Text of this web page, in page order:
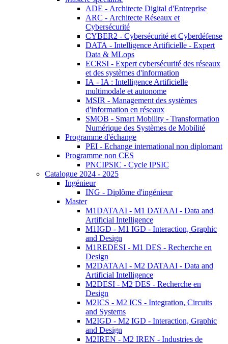
ADE - Architecte Digital d'Entreprise
ARC - Architecte Réseaux et
Cybersécurité
CYBER2 - Cybersécurité et Cyberdéfense
DATA - Intelligence Artificielle - Expert
Data & MLops
ECRSI - Expert cybersécurité des réseaux
et des systèmes d'information
IA - IA : Intelligence Artificielle
multimodale et autonome
MSIR - Management des systèmes
d'information en réseaux
SMOB - Smart Mobility - Transformation
Numérique des Systèmes de Mobilité
Programme d'échange
PEI - Echange international non diplomant
Programme non CES
PNCIPSIC - Cycle IPSIC
Catalogue 2024 - 2025
Ingénieur
ING - Diplôme d'ingénieur
Master
M1DATAAI - M1 DATAAI - Data and
Artificial Intelligence
M1IGD - M1 IGD - Interaction, Graphic
and Design
M1REDESI - M1 DES - Recherche en
Design
M2DATAAI - M2 DATAAI - Data and
Artificial Intelligence
M2DESI - M2 DES - Recherche en
Design
M2ICS - M2 ICS - Integration, Circuits
and Systems
M2IGD - M2 IGD - Interaction, Graphic
and Design
M2IREN - M2 IREN - Industries de